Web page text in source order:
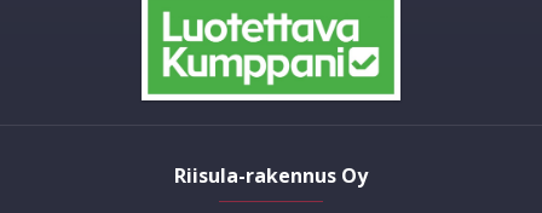
Riisula-rakennus Oy